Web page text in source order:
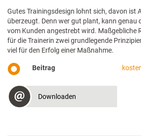
Gutes Trainingsdesign lohnt sich, davon ist
überzeugt. Denn wer gut plant, kann genau
vom Kunden angestrebt wird. Maßgebliche
für die Trainerin zwei grundlegende
viel für den Erfolg einer Maßnahme.
Beitrag
Downloaden